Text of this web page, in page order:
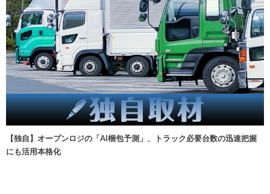
【独自】オープンロジの「AI梱包予測」、トラック必要台数の迅速把握
にも活用本格化